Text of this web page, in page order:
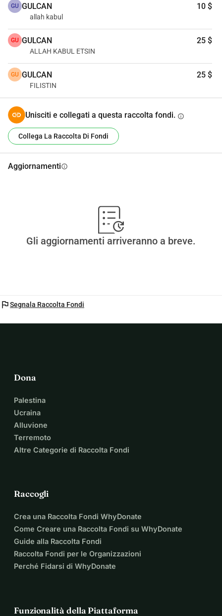
GU GULCAN 10 $
allah kabul
GU GULCAN 25 $
ALLAH KABUL ETSIN
GU GULCAN 25 $
FILISTIN
Unisciti e collegati a questa raccolta fondi. info
Collega La Raccolta Di Fondi
Aggiornamentiinfo
Gli aggiornamenti arriveranno a breve.
flagSegnala Raccolta Fondi
Dona
Palestina
Ucraina
Alluvione
Terremoto
Altre Categorie di Raccolta Fondi
Raccogli
Crea una Raccolta Fondi WhyDonate
Come Creare una Raccolta Fondi su WhyDonate
Guide alla Raccolta Fondi
Raccolta Fondi per le Organizzazioni
Perché Fidarsi di WhyDonate
Funzionalità della Piattaforma